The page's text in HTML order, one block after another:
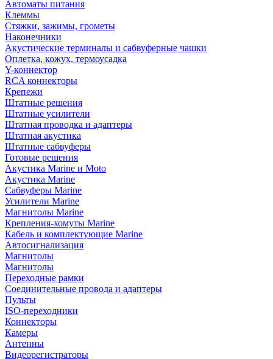
Автоматы питания
Клеммы
Стяжки, зажимы, грометы
Наконечники
Акустические терминалы и сабвуферные чашки
Оплетка, кожух, термоусадка
Y-коннектор
RCA коннекторы
Крепежи
Штатные решения
Штатные усилители
Штатная проводка и адаптеры
Штатная акустика
Штатные сабвуферы
Готовые решения
Акустика Marine и Moto
Акустика Marine
Сабвуферы Marine
Усилители Marine
Магнитолы Marine
Крепления-хомуты Marine
Кабель и комплектующие Marine
Автосигнализация
Магнитолы
Магнитолы
Переходные рамки
Соединительные провода и адаптеры
Пульты
ISO-переходники
Коннекторы
Камеры
Антенны
Видеорегистраторы